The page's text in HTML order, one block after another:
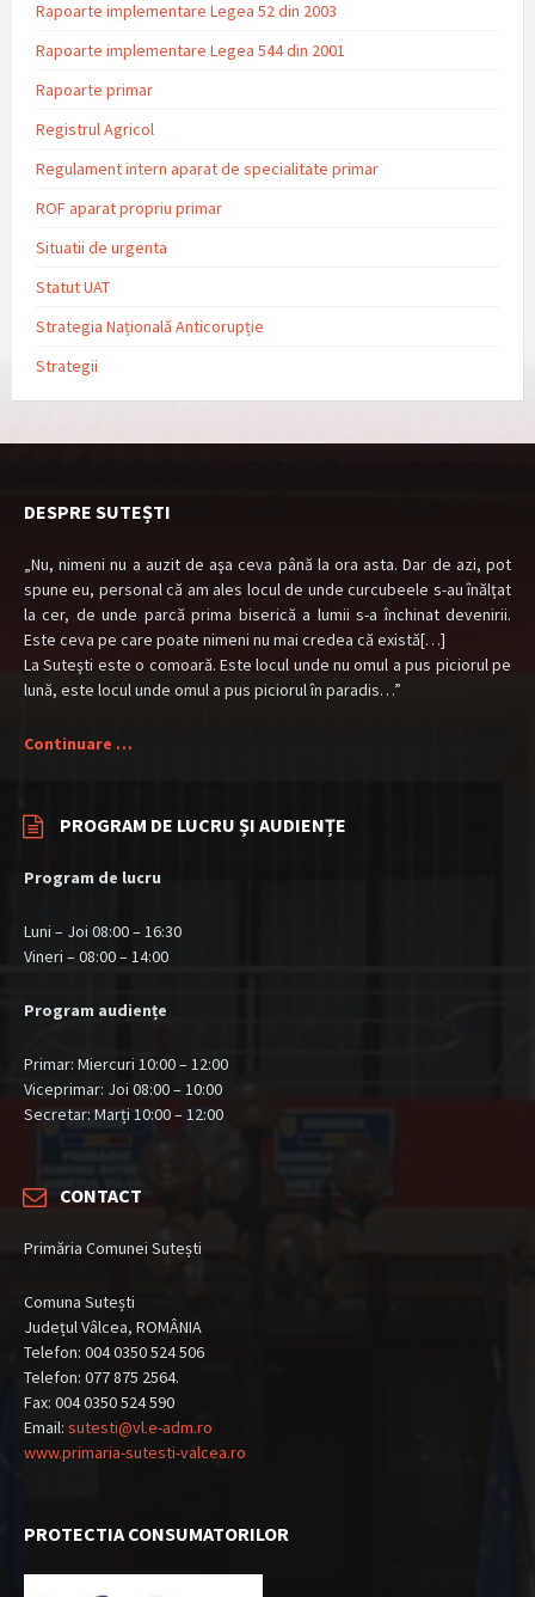
Rapoarte implementare Legea 52 din 2003
Rapoarte implementare Legea 544 din 2001
Rapoarte primar
Registrul Agricol
Regulament intern aparat de specialitate primar
ROF aparat propriu primar
Situatii de urgenta
Statut UAT
Strategia Națională Anticorupție
Strategii
DESPRE SUTEȘTI
„Nu, nimeni nu a auzit de aşa ceva până la ora asta. Dar de azi, pot
spune eu, personal că am ales locul de unde curcubeele s-au înălţat
la cer, de unde parcă prima biserică a lumii s-a închinat devenirii.
Este ceva pe care poate nimeni nu mai credea că există[…]
La Suteşti este o comoară. Este locul unde nu omul a pus piciorul pe
lună, este locul unde omul a pus piciorul în paradis…”
Continuare …
PROGRAM DE LUCRU ȘI AUDIENȚE
Program de lucru
Luni – Joi 08:00 – 16:30
Vineri – 08:00 – 14:00
Program audiențe
Primar: Miercuri 10:00 – 12:00
Viceprimar: Joi 08:00 – 10:00
Secretar: Marți 10:00 – 12:00
CONTACT
Primăria Comunei Sutești
Comuna Sutești
Județul Vâlcea, ROMÂNIA
Telefon: 004 0350 524 506
Telefon: 077 875 2564.
Fax: 004 0350 524 590
Email: sutesti@vl.e-adm.ro
www.primaria-sutesti-valcea.ro
PROTECTIA CONSUMATORILOR